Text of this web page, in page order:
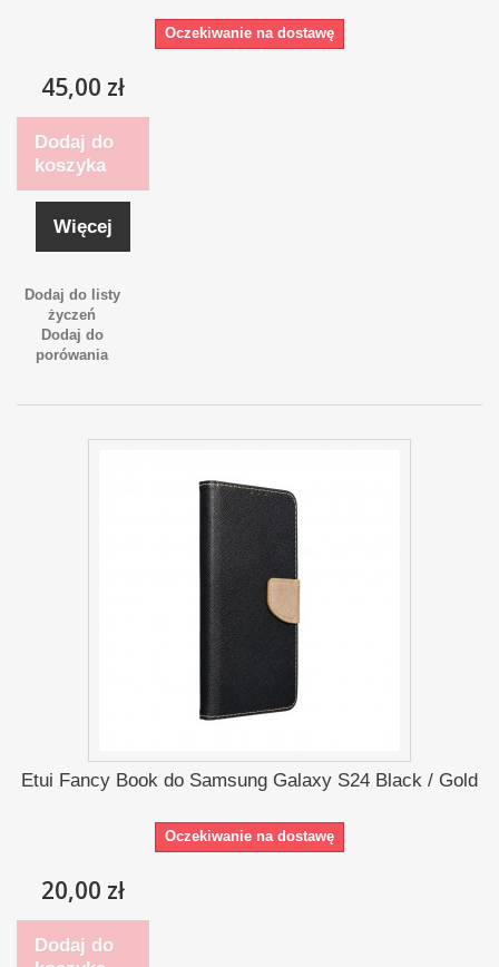
Oczekiwanie na dostawę
45,00 zł
Dodaj do
koszyka
Więcej
Dodaj do listy
życzeń
Dodaj do
porówania
Etui Fancy Book do Samsung Galaxy S24 Black / Gold
Oczekiwanie na dostawę
20,00 zł
Dodaj do